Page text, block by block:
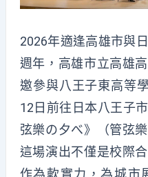
2026年適逢高雄市與
週年，高雄市立高雄
邀參與八王子東高等
12日前往日本八王子
弦樂の夕べ》（管弦
這場演出不僅是校際